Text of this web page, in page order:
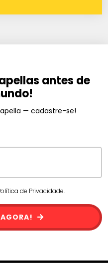
antes de
— cadastre-se!
de Privacidade.